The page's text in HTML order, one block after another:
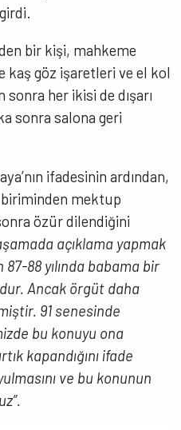
bir kişi, mahkeme
kaş göz işaretleri ve el kol
her ikisi de dışarı
sonra salona geri
ifadesinin ardından,
mektup
özür dilendiğini
açıklama yapmak
88 yılında babama bir
Ancak örgüt daha
91 senesinde
bu konuyu ona
kapandığını ifade
ve bu konunun